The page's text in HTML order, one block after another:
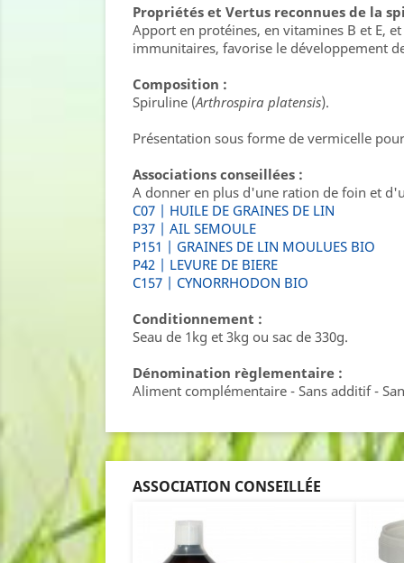
Propriétés et Vertus reconnues de la
Apport en protéines, en vitamines B et E,
immunitaires, favorise le développement
Composition :
Spiruline (Arthrospira platensis).
Présentation sous forme de vermicelle
Associations conseillées :
A donner en plus d'une ration de foin et
C07 | HUILE DE GRAINES DE LIN
P37 | AIL SEMOULE
P151 | GRAINES DE LIN MOULUES BIO
P42 | LEVURE DE BIERE
C157 | CYNORRHODON BIO
Conditionnement :
Seau de 1kg et 3kg ou sac de 330g.
Dénomination règlementaire :
Aliment complémentaire - Sans additif -
ASSOCIATION CONSEILLÉE